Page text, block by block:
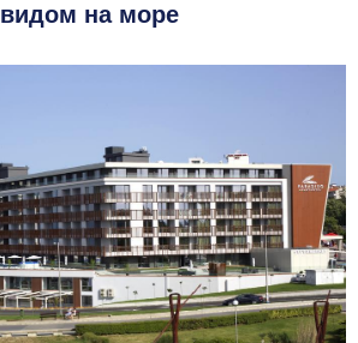
видом на море